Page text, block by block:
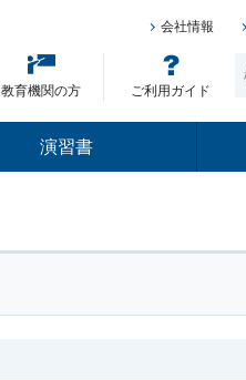
会社情報
教育機関の方 ご利用ガイド
演習書